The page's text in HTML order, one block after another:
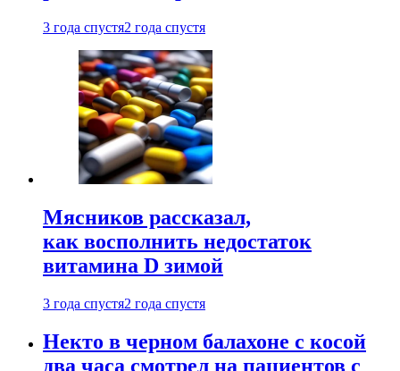
3 года спустя2 года спустя
Мясников рассказал,
как восполнить недостаток
витамина D зимой
3 года спустя2 года спустя
Некто в черном балахоне с косой
два часа смотрел на пациентов с